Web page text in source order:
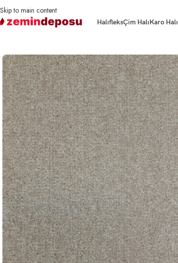
Skip to main content
HalıfleksÇim HalıKaro Halı